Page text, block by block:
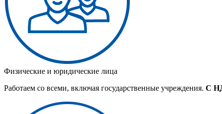
Физические и юридические лица
Работаем со всеми, включая государственные учреждения. С